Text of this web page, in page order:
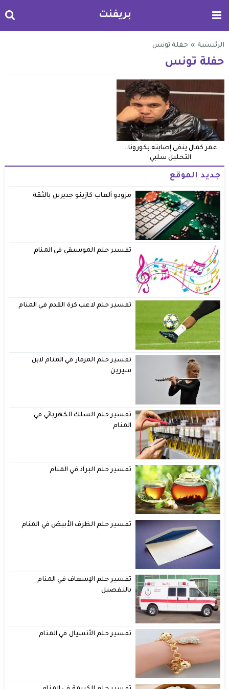
بريفنت
الرئيسية » حفلة تونس
حفلة تونس
عمر كمال ينفى إصابته بكورونا..
التحليل سلبي
جديد الموقع
مزودو ألعاب كازينو جديرين بالثقة
تفسير حلم الموسيقي في المنام
تفسير حلم لاعب كرة القدم في المنام
تفسير حلم المزمار في المنام لابن
سيرين
تفسير حلم السلك الكهربائي في
المنام
تفسير حلم البراد في المنام
تفسير حلم الظرف الأبيض في المنام
تفسير حلم الإسعاف في المنام
بالتفصيل
تفسير حلم الأنسيال في المنام